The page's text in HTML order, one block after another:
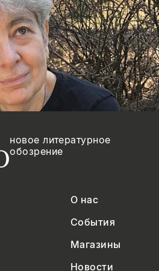
новое литературное
обозрение
О нас
События
Магазины
Новости
Телеграм Дзен